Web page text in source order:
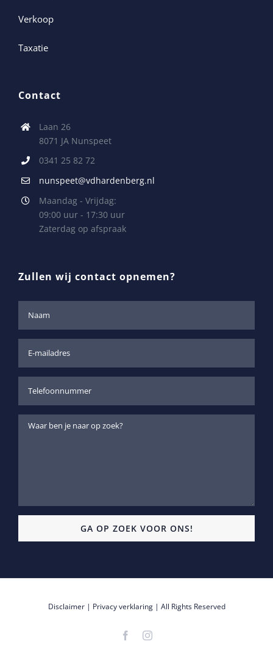
Verkoop
Taxatie
Contact
Laan 26
8071 JA Nunspeet
0341 25 82 72
nunspeet@vdhardenberg.nl
Maandag - Vrijdag:
09:00 uur - 17:30 uur
Zaterdag op afspraak
Zullen wij contact opnemen?
Disclaimer| Privacy verklaring| All Rights Reserved
FacebookInstagram